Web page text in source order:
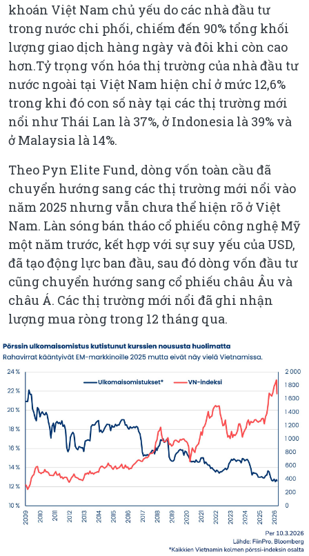
khoán Việt Nam chủ yếu do các nhà đầu tư
trong nước chi phối, chiếm đến 90% tổng khối
lượng giao dịch hàng ngày và đôi khi còn cao
hơn.Tỷ trọng vốn hóa thị trường của nhà đầu tư
nước ngoài tại Việt Nam hiện chỉ ở mức 12,6%
trong khi đó con số này tại các thị trường mới
nổi như Thái Lan là 37%, ở Indonesia là 39% và
ở Malaysia là 14%.
Theo Pyn Elite Fund, dòng vốn toàn cầu đã
chuyển hướng sang các thị trường mới nổi vào
năm 2025 nhưng vẫn chưa thể hiện rõ ở Việt
Nam. Làn sóng bán tháo cổ phiếu công nghệ Mỹ
một năm trước, kết hợp với sự suy yếu của USD,
đã tạo động lực ban đầu, sau đó dòng vốn đầu tư
cũng chuyển hướng sang cổ phiếu châu Âu và
châu Á. Các thị trường mới nổi đã ghi nhận
lượng mua ròng trong 12 tháng qua.